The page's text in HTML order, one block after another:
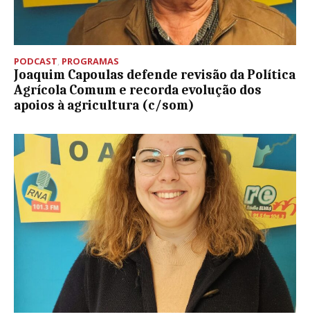
PODCAST, PROGRAMAS
Joaquim Capoulas defende revisão da Política
Agrícola Comum e recorda evolução dos
apoios à agricultura (c/som)